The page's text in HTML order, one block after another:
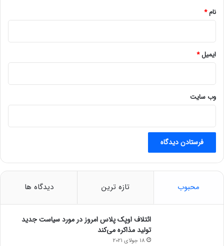
گوگل و متا نیز باید جمع‌آوری داده‌ها را به‌منظور ارائه‌ی تبلیغات
هدفمند بدون رضایت کاربران از سرویس‌های مختلف خود متوقف
محصولاتشان خداحافظی کنند. همچنین، آمازون باید اولویت‌بندی
کالاهای خود را درمقایسه‌با محصولات شخص ثالث متوقف کند و
خود، برای ارائه‌ی محصولات رقیب بهره ببرد.
خواهد داشت و زمان اجرای این قوانین نیز فرارسیده است. این
شرکت‌ها بازار را برای مدت طولانی به انحصار خود درآورده‌اند؛
به‌همین‌دلیل، فرصت‌های تجاری برای شرکت‌های کوچک‌تر و
استارتاپ‌ها کاهش یافته است و آزادی انتخاب را نیز از کاربران خود
سلب کرده‌اند. امید می‌رود قوانین اتحادیه‌ی اروپا آغاز‌گر فضای
دیجیتالی عادلانه‌تر باشد و سایر کشورهای جهان هم به پیروی از این
نام*
ایمیل*
وب‌ سایت
محبوب تازه ترین دیدگاه ها
ائتلاف اوپک پلاس امروز در مورد سیاست جدید
تولید مذاکره می‌کند
18 جولای 2021